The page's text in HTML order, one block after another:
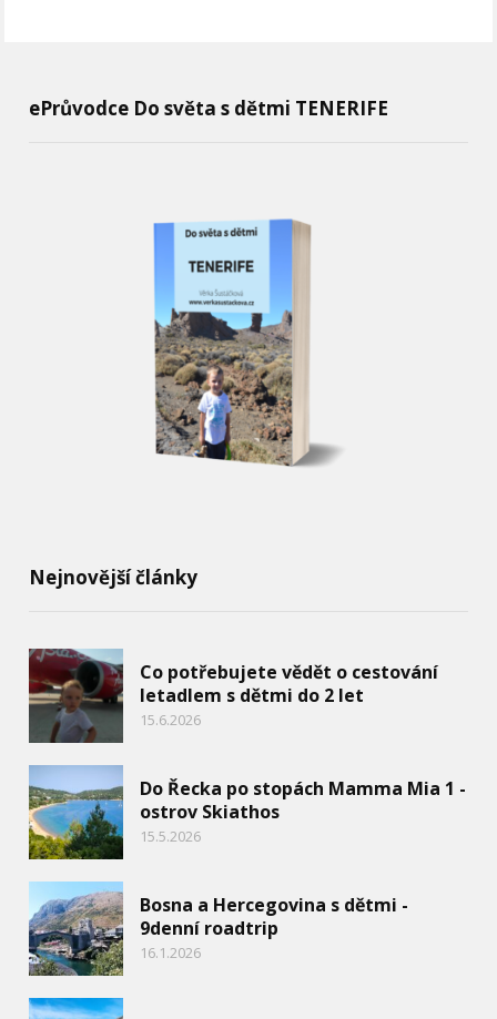
ePrůvodce Do světa s dětmi TENERIFE
Nejnovější články
Co potřebujete vědět o cestování
letadlem s dětmi do 2 let
15.6.2026
Do Řecka po stopách Mamma Mia 1 -
ostrov Skiathos
15.5.2026
Bosna a Hercegovina s dětmi -
9denní roadtrip
16.1.2026